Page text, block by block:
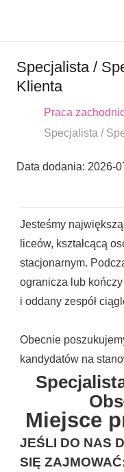
Specjalista /
Klienta
Praca
Specjalista /
Data dodania: 2026-
Jesteśmy
liceów, kształcącą
stacjonarnym.
ogranicza lub
i oddany zespół
Obecnie
kandydatów na
Miejsce
JEŚLI DO NAS
SIĘ